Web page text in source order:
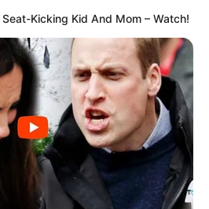
Kicking Kid And Mom – Watch!